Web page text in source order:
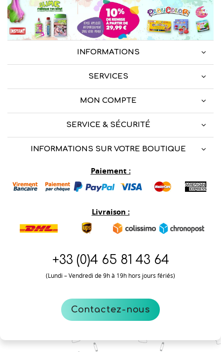
Paiement :
Livraison :
+33 (0)4 65 81 43 64
(Lundi – Vendredi de 9h à 19h hors jours fériés)
Contactez-nous
INFORMATIONS
SERVICES
SERVICE & SÉCURITÉ
MON COMPTE
INFORMATIONS SUR VOTRE BOUTIQUE